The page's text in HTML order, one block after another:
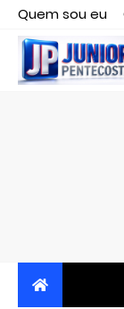
Quem sou eu
Editor